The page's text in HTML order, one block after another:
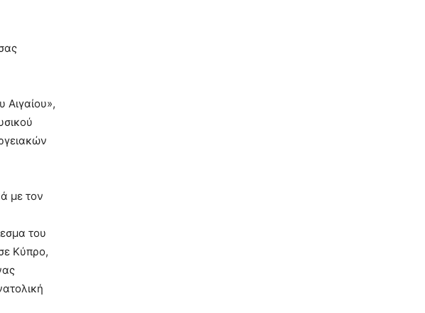
Αιγαίου»,
με τον
του
Κύπρο,